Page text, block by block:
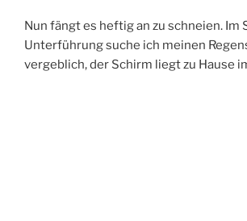
Nun fängt es heftig an zu schneien. Im
Unterführung suche ich meinen
vergeblich, der Schirm liegt zu Hause